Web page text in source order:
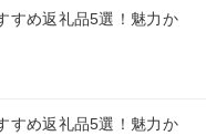
すめ返礼品5選！魅力か
すめ返礼品5選！魅力か